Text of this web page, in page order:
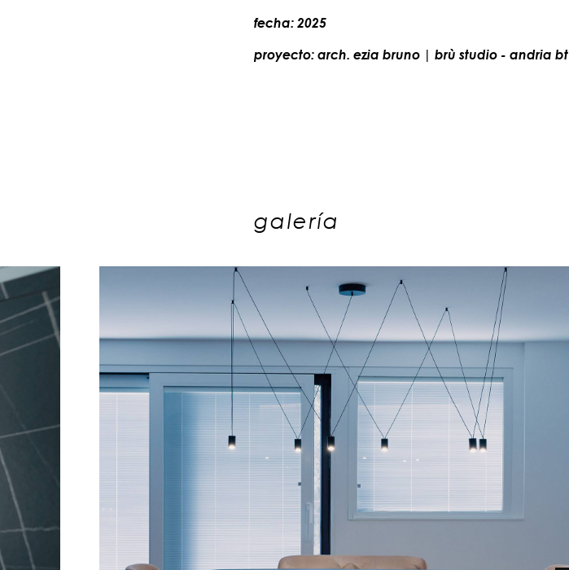
fecha: 2025
proyecto: arch. ezia bruno | brù studio - andria bt
galería